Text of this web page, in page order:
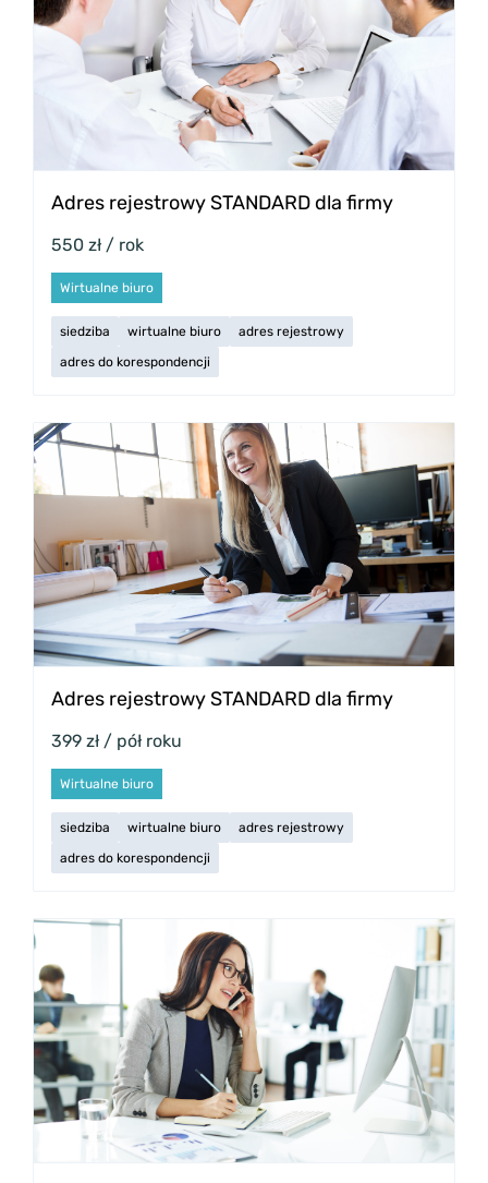
Adres rejestrowy STANDARD dla firmy
550 zł / rok
Wirtualne biuro
siedziba wirtualne biuro
adres rejestrowy
adres do korespondencji
Adres rejestrowy STANDARD dla firmy
399 zł / pół roku
Wirtualne biuro
siedziba wirtualne biuro
adres rejestrowy
adres do korespondencji